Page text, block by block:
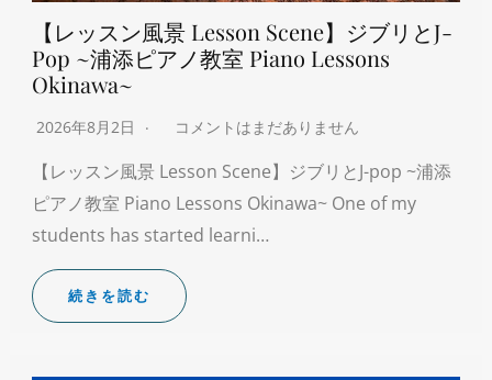
【レッスン風景 Lesson Scene】ジブリとJ-
Pop ~浦添ピアノ教室 Piano Lessons
Okinawa~
2026年8月2日 コメントはまだありません
【レッスン風景 Lesson Scene】ジブリとJ-pop ~浦添
ピアノ教室 Piano Lessons Okinawa~ One of my
students has started learni…
続きを読む